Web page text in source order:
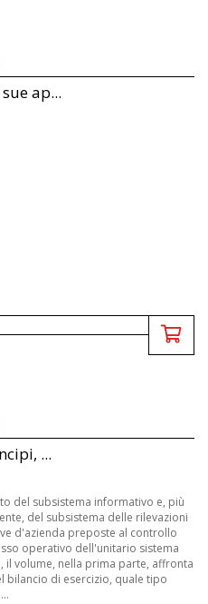
ap...
...
del subsistema informativo e, più
del subsistema delle rilevazioni
d'azienda preposte al controllo
operativo dell'unitario sistema
il volume, nella prima parte, affronta
bilancio di esercizio, quale tipo